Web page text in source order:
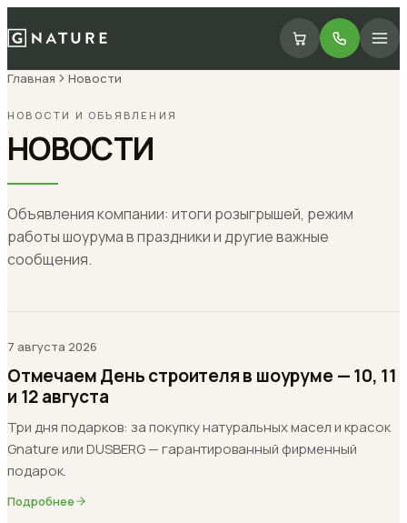
Главная Новости
НОВОСТИ И ОБЪЯВЛЕНИЯ
НОВОСТИ
Объявления компании: итоги розыгрышей, режим
работы шоурума в праздники и другие важные
сообщения.
7 августа 2026
Отмечаем День строителя в шоуруме — 10, 11
и 12 августа
Три дня подарков: за покупку натуральных масел и красок
Gnature или DUSBERG — гарантированный фирменный
подарок.
Подробнее